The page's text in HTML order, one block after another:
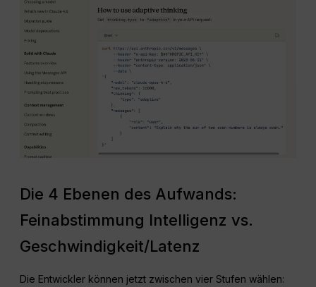
Die 4 Ebenen des Aufwands:
Feinabstimmung Intelligenz vs.
Geschwindigkeit/Latenz
Die Entwickler können jetzt zwischen vier Stufen wählen: